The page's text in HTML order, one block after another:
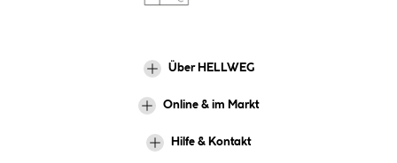
Über HELLWEG
Online & im Markt
Hilfe & Kontakt